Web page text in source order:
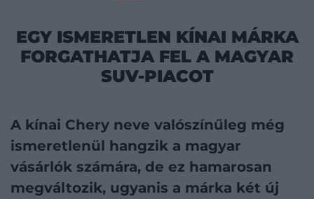
EGY ISMERETLEN KÍNAI MÁRKA
FORGATHATJA FEL A MAGYAR
SUV-PIACOT
A kínai Chery neve valószínűleg még
ismeretlenül hangzik a magyar
vásárlók számára, de ez hamarosan
megváltozik, ugyanis a márka két új